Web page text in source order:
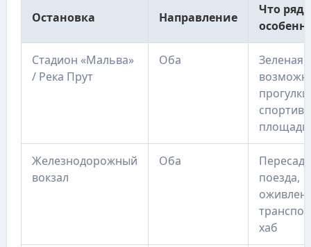
Остановка Направление
Что
Стадион «Мальва»
/ Река Прут
Оба
Зеленая
Железнодорожный
вокзал
Оба
поезда,
хаб